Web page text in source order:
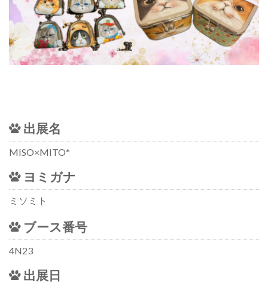
出展名
MISO×MITO*
ヨミガナ
ミソミト
ブース番号
4N23
出展日